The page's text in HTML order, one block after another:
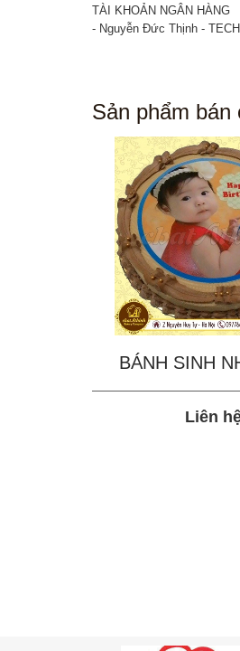
TÀI KHOẢN NGÂN HÀNG
- Nguyễn Đức Thịnh -
Sản phẩm bán
BÁNH SINH
Liên